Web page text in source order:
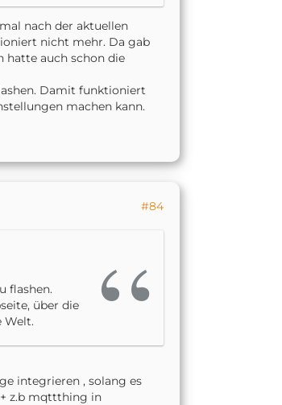
nach der aktuellen
nicht mehr. Da gab
hatte auch schon die
Damit funktioniert
machen kann.
#84
flashen.
über die
Welt.
integrieren , solang es
z.b mqttthing in